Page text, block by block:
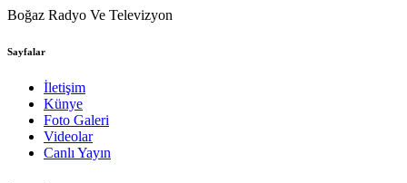
Boğaz Radyo Ve Televizyon
Sayfalar
İletişim
Künye
Foto Galeri
Videolar
Canlı Yayın